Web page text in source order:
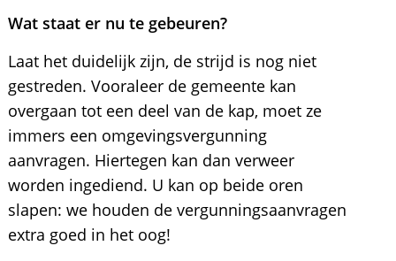
Wat staat er nu te gebeuren?
Laat het duidelijk zijn, de strijd is nog niet
gestreden. Vooraleer de gemeente kan
overgaan tot een deel van de kap, moet ze
immers een omgevingsvergunning
aanvragen. Hiertegen kan dan verweer
worden ingediend. U kan op beide oren
slapen: we houden de vergunningsaanvragen
extra goed in het oog!